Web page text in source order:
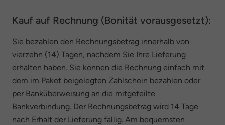
Kauf auf Rechnung (Bonität vorausgesetzt):
Sie bezahlen den Rechnungsbetrag innerhalb von
vierzehn (14) Tagen, nachdem Sie Ihre Lieferung
erhalten haben. Sie können die Rechnung einfach mit
dem im Paket beigelegten Zahlschein bezahlen oder
per Banküberweisung an die mitgeteilte
Bankverbindung. Der Rechnungsbetrag wird 14 Tage
nach Erhalt der Lieferung fällig. Am bequemsten